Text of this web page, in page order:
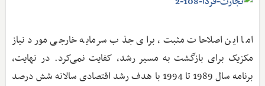
اما این اصلاحات مثبت، برای جذب سرمایه خارجی مورد نیاز
مکزیک برای بازگشت به مسیر رشد، کفایت نمی‌کرد. در نهایت،
برنامه سال 1989 تا 1994 با هدف رشد اقتصادی سالانه شش درصد